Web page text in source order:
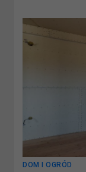
DOM I OGRÓD